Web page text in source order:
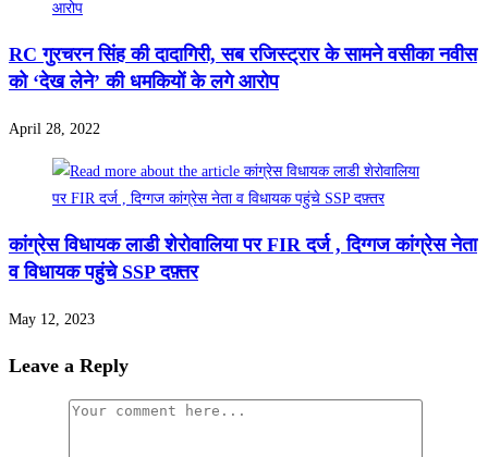
RC गुरचरन सिंह की दादागिरी, सब रजिस्ट्रार के सामने वसीका नवीस
को ‘देख लेने’ की धमकियों के लगे आरोप
April 28, 2022
कांग्रेस विधायक लाडी शेरोवालिया पर FIR दर्ज , दिग्गज कांग्रेस नेता
व विधायक पहुंचे SSP दफ़्तर
May 12, 2023
Leave a Reply